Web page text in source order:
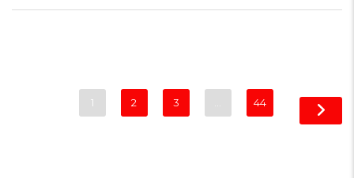
1 2 3 … 44